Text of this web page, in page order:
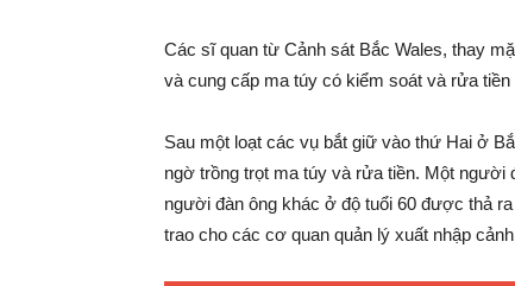
Các sĩ quan từ Cảnh sát Bắc Wales, thay
và cung cấp ma túy có kiểm soát và rửa tiền
Sau một loạt các vụ bắt giữ vào thứ Hai ở
ngờ trồng trọt ma túy và rửa tiền. Một người
người đàn ông khác ở độ tuổi 60 được thả
trao cho các cơ quan quản lý xuất nhập